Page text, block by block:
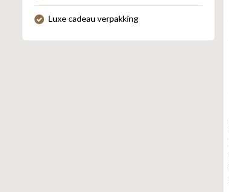
Luxe cadeau verpakking